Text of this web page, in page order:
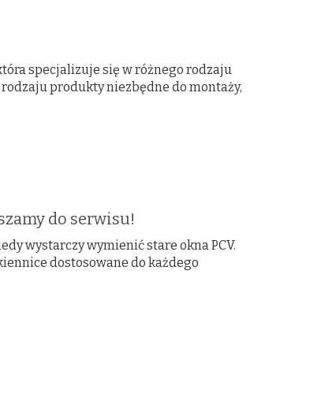
specjalizuje się w różnego rodzaju
produkty niezbędne do montaży,
do serwisu!
wystarczy wymienić stare okna PCV.
dostosowane do każdego